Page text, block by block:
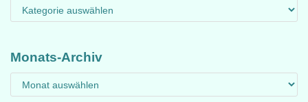
Monats-Archiv